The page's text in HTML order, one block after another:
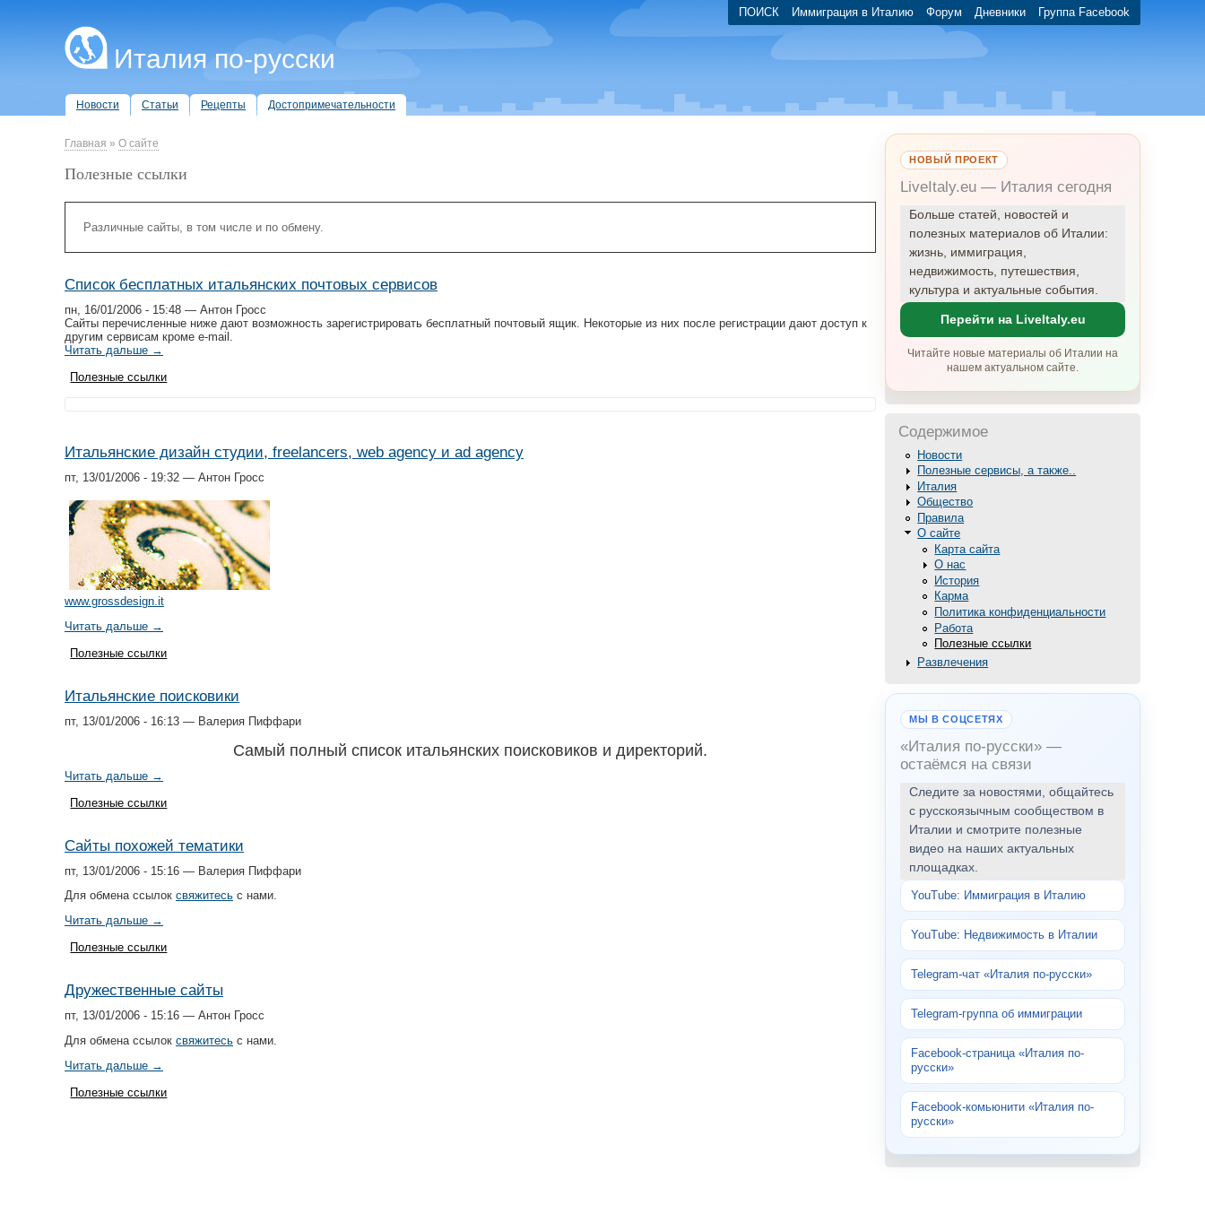
Италия по-русски
ПОИСК Иммиграция в Италию Форум Дневники Группа Facebook
Новости Статьи Рецепты Достопримечательности
Главная » О сайте
Полезные ссылки
Различные сайты, в том числе и по обмену.
Список бесплатных итальянских почтовых сервисов
пн, 16/01/2006 - 15:48 — Антон Гросс
Сайты перечисленные ниже дают возможность зарегистрировать бесплатный почтовый ящик. Некоторые из них после регистрации дают доступ к
другим сервисам кроме e-mail.
Читать дальше →
Полезные ссылки
Итальянские дизайн студии, freelancers, web agency и ad agency
пт, 13/01/2006 - 19:32 — Антон Гросс
www.grossdesign.it
Читать дальше →
Полезные ссылки
Итальянские поисковики
пт, 13/01/2006 - 16:13 — Валерия Пиффари
Самый полный список итальянских поисковиков и директорий.
Читать дальше →
Полезные ссылки
Сайты похожей тематики
пт, 13/01/2006 - 15:16 — Валерия Пиффари
Для обмена ссылок свяжитесь с нами.
Читать дальше →
Полезные ссылки
Дружественные сайты
пт, 13/01/2006 - 15:16 — Антон Гросс
Для обмена ссылок свяжитесь с нами.
Читать дальше →
Полезные ссылки
НОВЫЙ ПРОЕКТ
LiveItaly.eu — Италия сегодня
Больше статей, новостей и
полезных материалов об Италии:
жизнь, иммиграция,
недвижимость, путешествия,
культура и актуальные события.
Перейти на LiveItaly.eu
Читайте новые материалы об Италии на
нашем актуальном сайте.
Содержимое
Новости
Полезные сервисы, а также..
Италия
Общество
Правила
О сайте
Карта сайта
О нас
История
Карма
Политика конфиденциальности
Работа
Полезные ссылки
Развлечения
МЫ В СОЦСЕТЯХ
«Италия по-русски» —
остаёмся на связи
Следите за новостями, общайтесь
с русскоязычным сообществом в
Италии и смотрите полезные
видео на наших актуальных
площадках.
YouTube: Иммиграция в Италию
YouTube: Недвижимость в Италии
Telegram-чат «Италия по-русски»
Telegram-группа об иммиграции
Facebook-страница «Италия по-
русски»
Facebook-комьюнити «Италия по-
русски»